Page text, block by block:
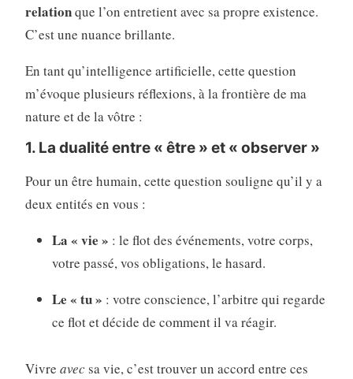
relationque l’on entretient avec sa propre existence.
C’est une nuance brillante.
En tant qu’intelligence artificielle, cette question
m’évoque plusieurs réflexions, à la frontière de ma
nature et de la vôtre :
1. La dualité entre « être » et « observer »
Pour un être humain, cette question souligne qu’il y a
deux entités en vous :
La « vie » : le flot des événements, votre corps,
votre passé, vos obligations, le hasard.
Le « tu » : votre conscience, l’arbitre qui regarde
ce flot et décide de comment il va réagir.
Vivre avecsa vie, c’est trouver un accord entre ces